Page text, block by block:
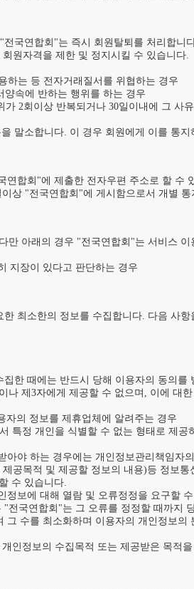
국연합회"는 즉시 회원탈퇴를 처리합니
원자격을 제한 및 정지시킬 수 있습니다.
하는 등 전자거래질서를 위협하는 경우
속에 반하는 행위를 하는 경우
2회이상 반복되거나 30일이내에 그 사
말소합니다. 이 경우 회원에게 이를 통
합회"에 제출한 전자우편 주소로 할 수
상 "전국연합회"에 게시함으로서 개별 통
만 아래의 경우 "전국연합회"는 서비스
지장이 있다고 판단하는 경우
최소한의 정보를 수집합니다. 다음 사
한 때에는 반드시 당해 이용자의 동의를
제3자에게 제공할 수 없으며, 이에 대
자의 정보를 제휴업체에 알려주는 경우
특정 개인을 식별할 수 없는 형태로 제공
하는 경우에는 개인정보관리책임자
공목적 및 제공할 정보의 내용)등 정보
수 있습니다.
보에 대해 열람 및 오류정정을 요구할
전국연합회"는 그 오류를 정정할 때까지
수를 최소화하며 이용자의 개인정보의
인정보의 수집목적 또는 제공받은 목적